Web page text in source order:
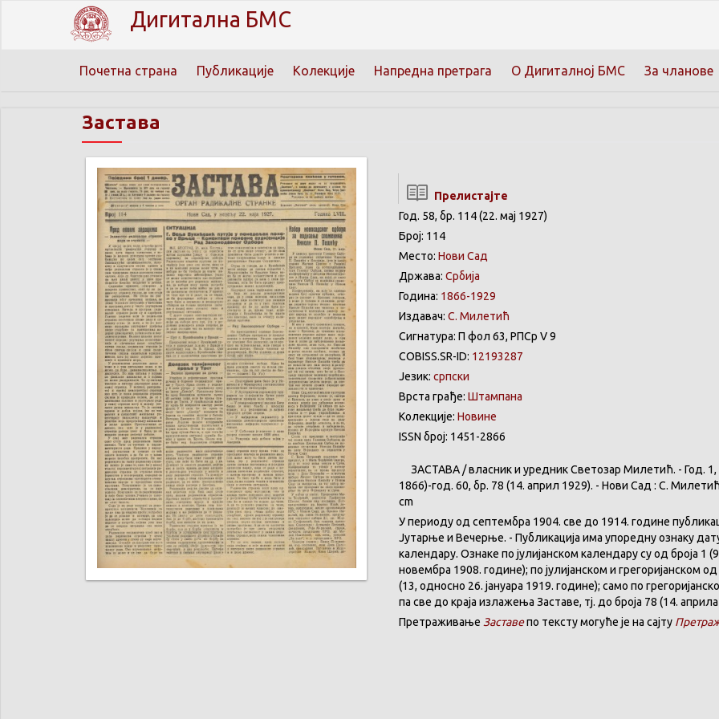
Дигитална БМС
Почетна страна Публикације Колекције Напредна претрага О Дигиталној БМС За чланове
Застава
Прелистајте
Год. 58, бр. 114 (22. мај 1927)
Број: 114
Место: Нови Сад
Држава: Србија
Година: 1866-1929
Издавач: С. Милетић
Сигнатура: П фол 63, РПСр V 9
COBISS.SR-ID: 12193287
Језик: српски
Врста грађе: Штампана
Колекције: Новине
ISSN број: 1451-2866
ЗАСТАВА /власники уредникСветозар Милетић. - Год. 1,
1866)-год. 60, бр. 78 (14. април 1929). - Нови Сад : С.
cm
Упериодуод септембра 1904. све до 1914. године
Јутарње и Вечерње. - Публикација има упореднуознаку
календару. Ознаке по јулијанском календару су од броја 1
новембра 1908. године); по јулијанском и грегоријанском
(13, односно 26. јануара 1919. године); само по
па све до краја излажења Заставе, тј. до броја 78 (14.
Претраживање Заставепо тексту могуће је на сајту